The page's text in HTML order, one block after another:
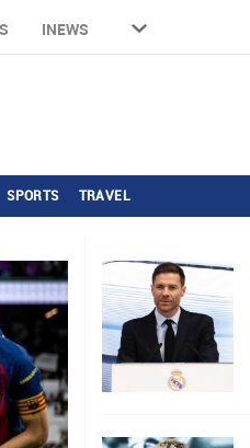
INEWS
SPORTS TRAVEL